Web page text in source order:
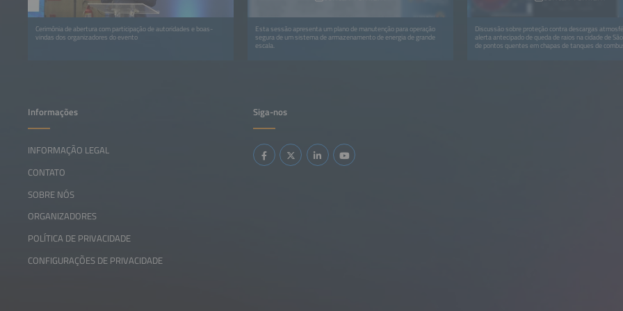
Cerimônia de abertura com participação de autoridades e boas-
vindas dos organizadores do evento
Esta sessão apresenta um plano de manutenção para operação
segura de um sistema de armazenamento de energia de grande
escala.
Discussão sobre proteção contra descargas
alerta antecipado de queda de raios na cidade de
de pontos quentes em chapas de tanques de
Siga-nos
Informações
INFORMAÇÃO LEGAL
CONTATO
SOBRE NÓS
ORGANIZADORES
POLÍTICA DE PRIVACIDADE
CONFIGURAÇÕES DE PRIVACIDADE